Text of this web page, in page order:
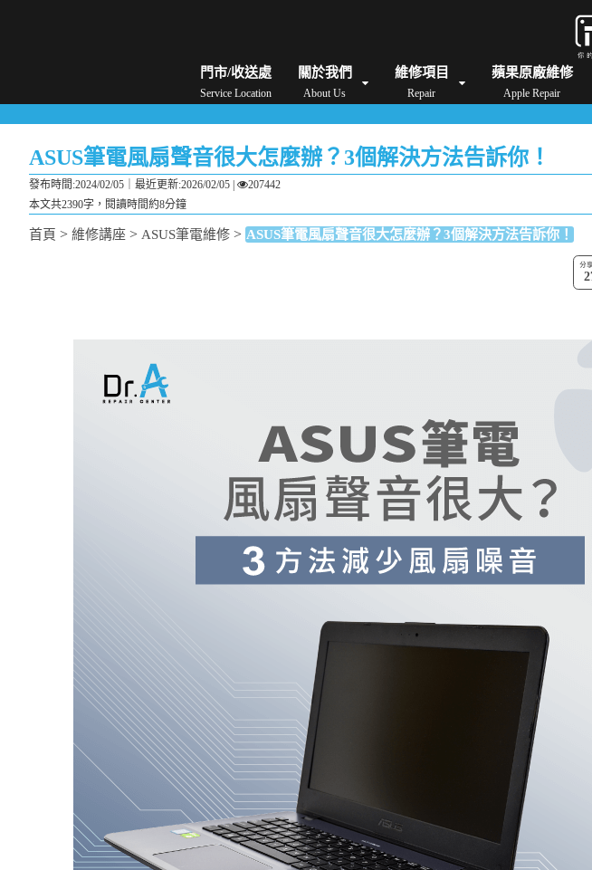
門市/收送處
Service Location
關於我們
About Us
維修項目
Repair
蘋果原廠維修
Apple Repair
Android手機維修/價格 MacBook維修/價格 iPad維修/價格 Switch維修/價格
ASUS筆電風扇聲音很大怎麼辦？3個解決方法告訴你！
發布時間:2024/02/05｜ 最近更新:2026/02/05
207442
本文共2390字，閱讀時間約8分鐘
首頁 > 維修講座 > ASUS筆電維修 > ASUS筆電風扇聲音很大怎麼辦？3個解決方法告訴你！